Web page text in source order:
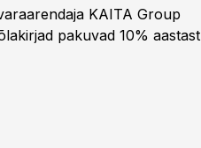
KAITA Group
pakuvad 10% aastast